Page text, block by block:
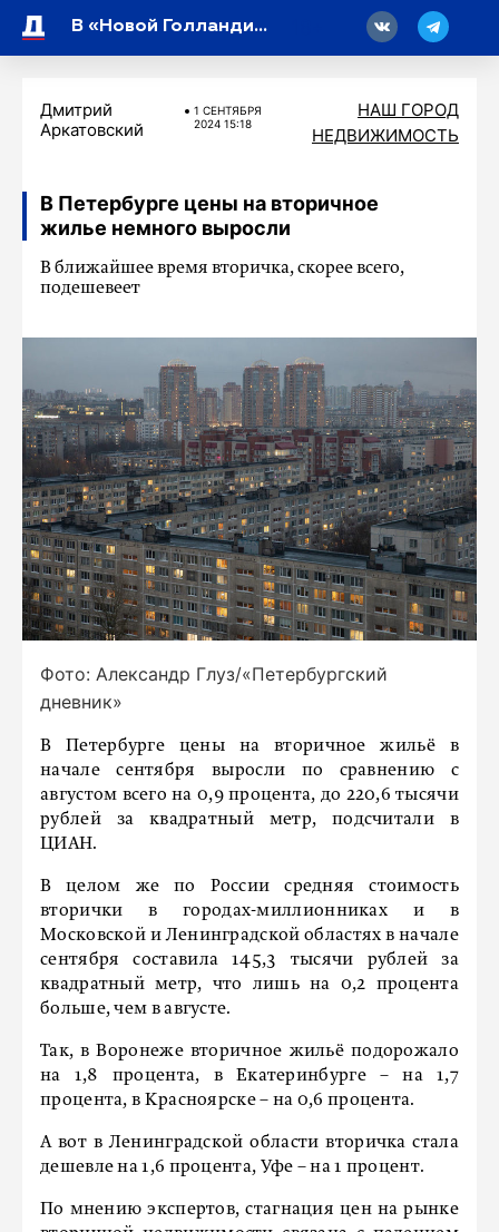
В «Новой Голландии» открылась мультимедийная выставка «Сады»
Дмитрий
Аркатовский
1 СЕНТЯБРЯ
2024 15:18
НАШ ГОРОД
НЕДВИЖИМОСТЬ
В Петербурге цены на вторичное
жилье немного выросли
В ближайшее время вторичка, скорее всего,
подешевеет
Фото: Александр Глуз/«Петербургский
дневник»
В Петербурге цены на вторичное жильё в
начале сентября выросли по сравнению с
августом всего на 0,9 процента, до 220,6 тысячи
рублей за квадратный метр, подсчитали в
ЦИАН.
В целом же по России средняя стоимость
вторички в городах-миллионниках и в
Московской и Ленинградской областях в начале
сентября составила 145,3 тысячи рублей за
квадратный метр, что лишь на 0,2 процента
больше, чем в августе.
Так, в Воронеже вторичное жильё подорожало
на 1,8 процента, в Екатеринбурге – на 1,7
процента, в Красноярске – на 0,6 процента.
А вот в Ленинградской области вторичка стала
дешевле на 1,6 процента, Уфе – на 1 процент.
По мнению экспертов, стагнация цен на рынке